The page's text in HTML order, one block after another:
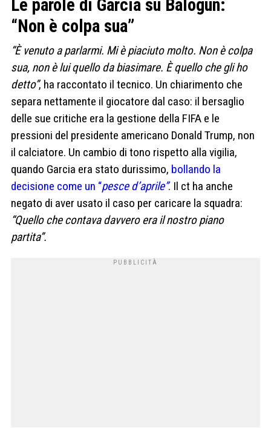
Le parole di Garcia su Balogun:
“Non è colpa sua”
“È venuto a parlarmi. Mi è piaciuto molto. Non è colpa
sua, non è lui quello da biasimare. È quello che gli ho
detto”, ha raccontato il tecnico. Un chiarimento che
separa nettamente il giocatore dal caso: il bersaglio
delle sue critiche era la gestione della FIFA e le
pressioni del presidente americano Donald Trump, non
il calciatore. Un cambio di tono rispetto alla vigilia,
quando Garcia era stato durissimo, bollando la
decisione come un “pesce d’aprile”. Il ct ha anche
negato di aver usato il caso per caricare la squadra:
“Quello che contava davvero era il nostro piano
partita”.